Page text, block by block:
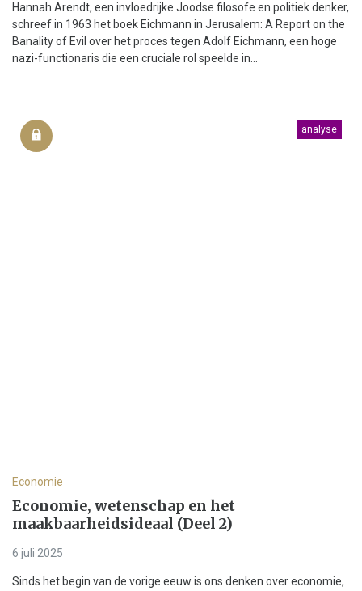
Hannah Arendt, een invloedrijke Joodse filosofe en politiek denker,
schreef in 1963 het boek Eichmann in Jerusalem: A Report on the
Banality of Evil over het proces tegen Adolf Eichmann, een hoge
nazi-functionaris die een cruciale rol speelde in...
analyse
Economie
Economie, wetenschap en het
maakbaarheidsideaal (Deel 2)
6 juli 2025
Sinds het begin van de vorige eeuw is ons denken over economie,